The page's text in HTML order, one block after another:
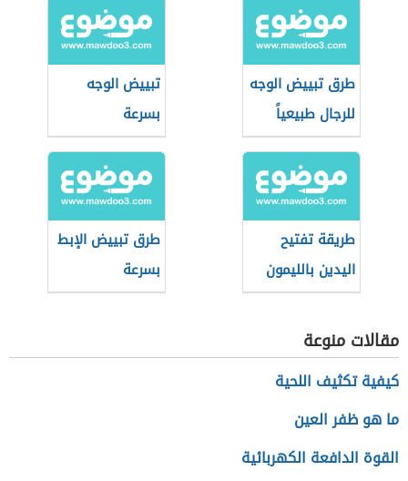
طرق تبييض الوجه
للرجال طبيعياً
بالمنزل بسرعة
تبييض الوجه
بسرعة
طريقة تفتيح
اليدين بالليمون
طرق تبييض الإبط
بسرعة
مقالات منوعة
كيفية تكثيف اللحية
ما هو ظفر العين
القوة الدافعة الكهربائية